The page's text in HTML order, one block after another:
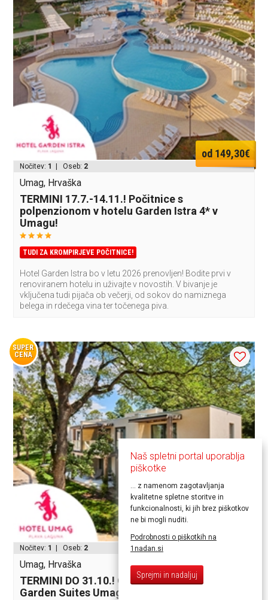
od 149,30€
Nočitev: 1 | Oseb: 2
Umag, Hrvaška
TERMINI 17.7.-14.11.! Počitnice s
polpenzionom v hotelu Garden Istra 4* v
Umagu!
TUDI ZA KROMPIRJEVE POČITNICE!
Hotel Garden Istra bo v letu 2026 prenovljen! Bodite prvi v
renoviranem hotelu in uživajte v novostih. V bivanje je
vključena tudi pijača ob večerji, od sokov do namiznega
belega in rdečega vina ter točenega piva.
SUPER
CENA
od 176,30€
Nočitev: 1 | Oseb: 2
Umag, Hrvaška
TERMINI DO 31.10.! Oddih s polpenzionom v
Garden Suites Umag 4* z wellnessom!
Naš spletni portal uporablja
piškotke
... z namenom zagotavljanja
kvalitetne spletne storitve in
funkcionalnosti, ki jih brez piškotkov
ne bi mogli nuditi.
Podrobnosti o piškotkih na
1nadan.si
Sprejmi in nadaljuj